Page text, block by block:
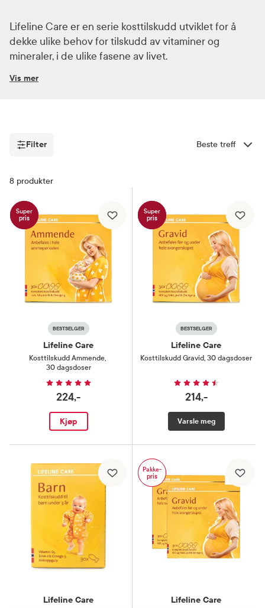
Lifeline Care er en serie kosttilskudd utviklet for å
dekke ulike behov for tilskudd av vitaminer og
mineraler, i de ulike fasene av livet.
Vis mer
næringsstoffene for at mor og barn skal ha det best
ulike faser, og består i dag av alt fra gravid og
leger og farmasøyter for å sikre god kvalitet og gi
trygghet.
Filter
Filter
8 produkter
Super
pris
BESTSELGER
Lifeline Care
Kosttilskudd Ammende,
30 dagsdoser
224,-
Kjøp
Super
pris
BESTSELGER
Lifeline Care
Kosttilskudd Gravid, 30 dagsdoser
214,-
Varsle meg
Lifeline Care
Pakke-
pris
Lifeline Care